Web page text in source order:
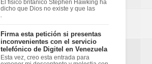
El físico británico Stephen Hawking ha
dicho que Dios no existe y que las
Firma esta petición si presentas
inconvenientes con el servicio
telefónico de Digitel en Venezuela
Esta vez, creo esta entrada para